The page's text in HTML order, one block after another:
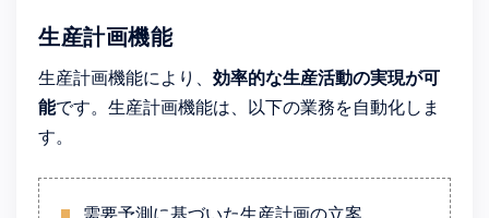
生産計画機能
生産計画機能により、 効率的な生産活動の実現が可
能です。生産計画機能は、以下の業務を自動化しま
す。
需要予測に基づいた生産計画の立案